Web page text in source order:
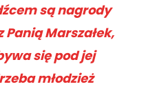
są nagrody
Marszałek,
się pod jej
młodzież